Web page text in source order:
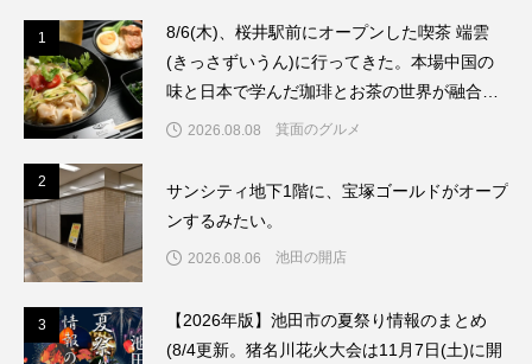
1
8/6(木)、桜井駅前にオープンした喫茶 端雲
(きっさずいうん)に行ってきた。本場中国の
味と日本で学んだ珈琲とお茶の世界が融合し
たお店だった。
2026.08.08 箕面のグルメ
2
サンシティ地下1階に、宝塚ゴールドがオープ
ンするみたい。
2026.08.06 池田の開店
3
【2026年版】池田市の夏祭り情報のまとめ
(8/4更新。猪名川花火大会は11月7日(土)に開